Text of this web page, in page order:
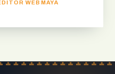
WEB MAYA